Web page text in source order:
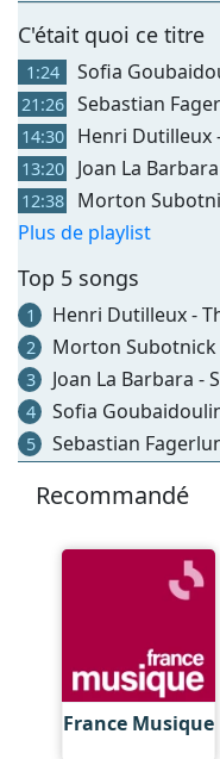
C'était quoi ce titre
1:24 Sofia
21:26 Sebastian
14:30 Henri Dutilleux -
13:20 Joan La Barbara -
12:38
Morton Subotnick - The Last Dream Of The Beast -
Plus de playlist
Top 5 songs
1 Henri Dutilleux - The
2 Morton Subotnick - The Last Dream Of The Beast - Pour
3 Joan La Barbara - Shadows
4 Sofia
5 Sebastian
Recommandé
France Musique